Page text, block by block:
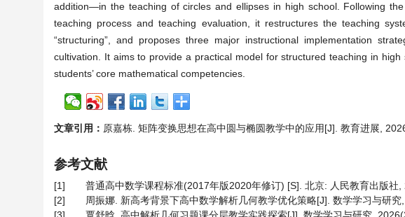
addition—in the teaching of circles and ellipses in high school. Following
teaching process and teaching evaluation, it restructures the teaching
“structuring”, and proposes three major instructional implementation
cultivation. It aims to provide a practical model for structured teaching in
students’ core mathematical competencies.
文章引用： 原嘉栋. 矩阵变换思想在高中圆与椭圆教学中的应用[J]. 教育进展,
参考文献
[1]
普通高中数学课程标准(2017年版2020年修订) [S]. 北京: 人民教育出版社,
[2]
周振娜. 新高考背景下高中数学解析几何教学优化策略[J]. 数学学习与研究